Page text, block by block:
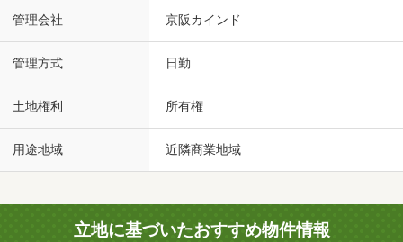
管理会社 京阪カインド
管理方式 日勤
土地権利 所有権
用途地域 近隣商業地域
立地に基づいたおすすめ物件情報